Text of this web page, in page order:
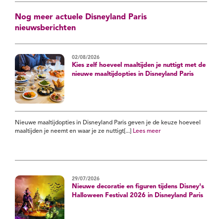
Nog meer actuele Disneyland Paris
nieuwsberichten
02/08/2026
Kies zelf hoeveel maaltijden je nuttigt met de
nieuwe maaltijdopties in Disneyland Paris
Nieuwe maaltijdopties in Disneyland Paris geven je de keuze hoeveel
maaltijden je neemt en waar je ze nuttigt[...]
Lees meer
29/07/2026
Nieuwe decoratie en figuren tijdens Disney's
Halloween Festival 2026 in Disneyland Paris